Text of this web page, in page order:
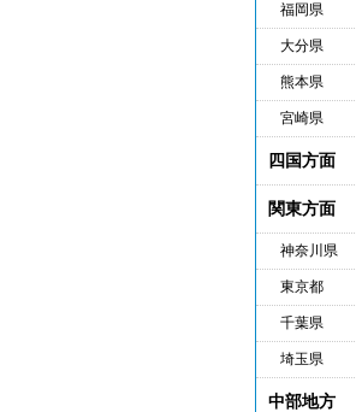
福岡県
大分県
熊本県
宮崎県
四国方面
関東方面
神奈川県
東京都
千葉県
埼玉県
中部地方